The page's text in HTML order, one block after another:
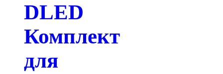
DLED
Комплект
для